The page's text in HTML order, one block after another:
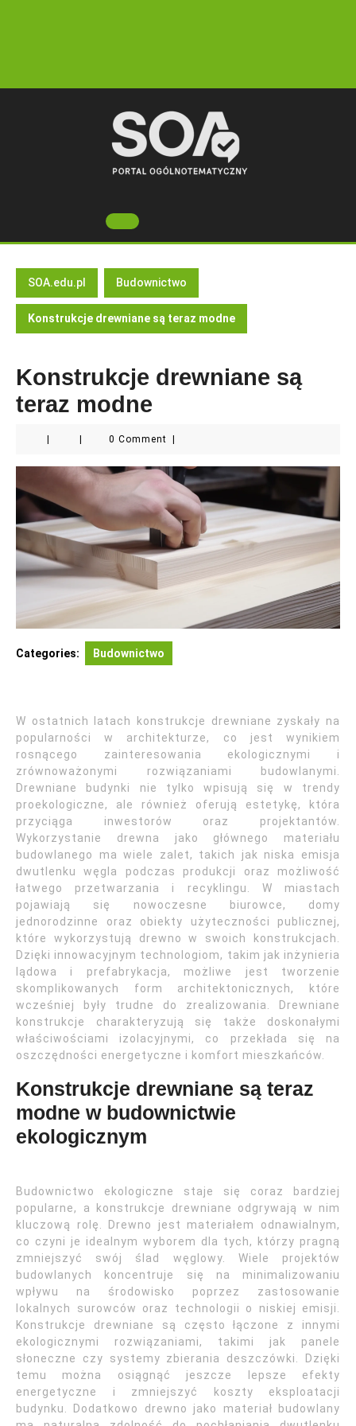
Open
Button
SOA.edu.pl Budownictwo
Konstrukcje drewniane są teraz modne
Konstrukcje drewniane są
teraz modne
0 Comment
Categories: Budownictwo
W ostatnich latach konstrukcje drewniane zyskały na
popularności w architekturze, co jest wynikiem
rosnącego zainteresowania ekologicznymi i
zrównoważonymi rozwiązaniami budowlanymi.
Drewniane budynki nie tylko wpisują się w trendy
proekologiczne, ale również oferują estetykę, która
przyciąga inwestorów oraz projektantów.
Wykorzystanie drewna jako głównego materiału
budowlanego ma wiele zalet, takich jak niska emisja
dwutlenku węgla podczas produkcji oraz możliwość
łatwego przetwarzania i recyklingu. W miastach
pojawiają się nowoczesne biurowce, domy
jednorodzinne oraz obiekty użyteczności publicznej,
które wykorzystują drewno w swoich konstrukcjach.
Dzięki innowacyjnym technologiom, takim jak inżynieria
lądowa i prefabrykacja, możliwe jest tworzenie
skomplikowanych form architektonicznych, które
wcześniej były trudne do zrealizowania. Drewniane
konstrukcje charakteryzują się także doskonałymi
właściwościami izolacyjnymi, co przekłada się na
oszczędności energetyczne i komfort mieszkańców.
Konstrukcje drewniane są teraz
modne w budownictwie
ekologicznym
Budownictwo ekologiczne staje się coraz bardziej
popularne, a konstrukcje drewniane odgrywają w nim
kluczową rolę. Drewno jest materiałem odnawialnym,
co czyni je idealnym wyborem dla tych, którzy pragną
zmniejszyć swój ślad węglowy. Wiele projektów
budowlanych koncentruje się na minimalizowaniu
wpływu na środowisko poprzez zastosowanie
lokalnych surowców oraz technologii o niskiej emisji.
Konstrukcje drewniane są często łączone z innymi
ekologicznymi rozwiązaniami, takimi jak panele
słoneczne czy systemy zbierania deszczówki. Dzięki
temu można osiągnąć jeszcze lepsze efekty
energetyczne i zmniejszyć koszty eksploatacji
budynku. Dodatkowo drewno jako materiał budowlany